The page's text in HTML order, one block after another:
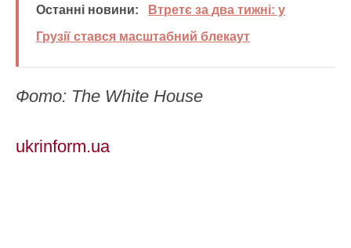
Останні новини:
Втретє за два тижні: у
Грузії стався масштабний блекаут
Фото: The White House
ukrinform.ua